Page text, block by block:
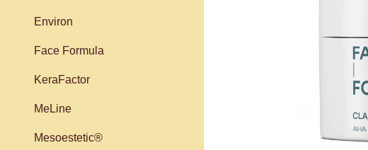
Environ
Face Formula
KeraFactor
MeLine
Mesoestetic®